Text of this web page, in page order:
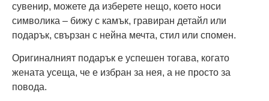
сувенир, можете да изберете нещо, което носи
символика – бижу с камък, гравиран детайл или
подарък, свързан с нейна мечта, стил или спомен.
Оригиналният подарък е успешен тогава, когато
жената усеща, че е избран за нея, а не просто за
повода.